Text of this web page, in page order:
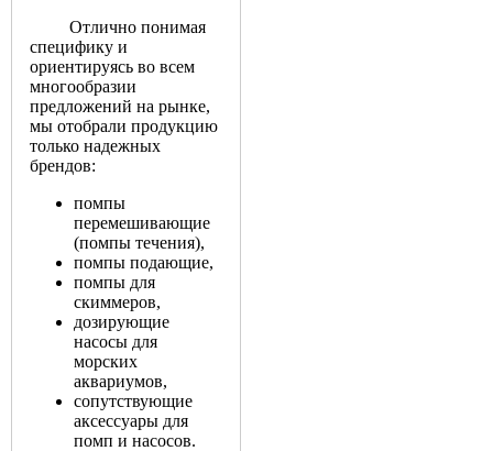
Отлично понимая
специфику и
ориентируясь во всем
многообразии
предложений на рынке,
мы отобрали продукцию
только надежных
брендов:
помпы
перемешивающие
(помпы течения),
помпы подающие,
помпы для
скиммеров,
дозирующие
насосы для
морских
аквариумов,
сопутствующие
аксессуары для
помп и насосов.